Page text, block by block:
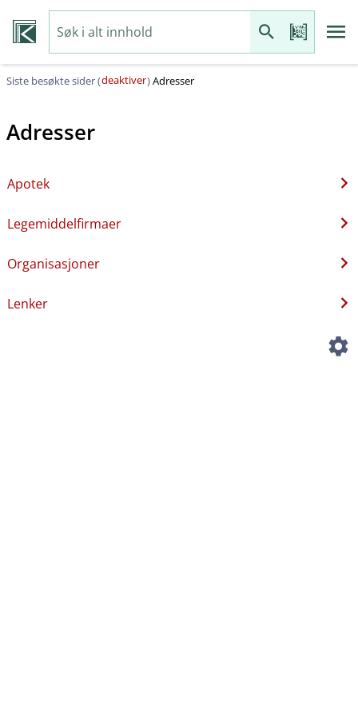
Siste besøkte sider (deaktiver)Adresser
Adresser
Apotek
Legemiddelfirmaer
Organisasjoner
Lenker